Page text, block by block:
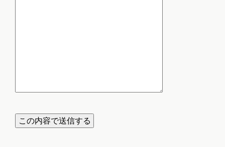
こ
の